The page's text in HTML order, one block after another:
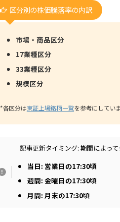
区分別の株価騰落率の内訳
市場・商品区分
17業種区分
33業種区分
規模区分
*各区分は東証上場銘柄一覧を参考にしていま
記事更新タイミング: 期間によって
当日: 営業日の17:30頃
週間: 金曜日の17:30頃
月間: 月末の17:30頃